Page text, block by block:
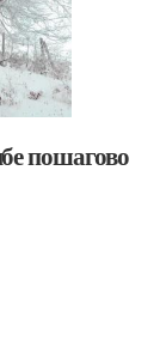
пошагово